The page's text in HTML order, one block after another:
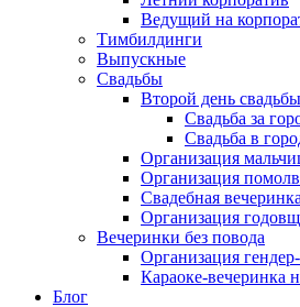
Ведущий на
Тимбилдинги
Выпускные
Свадьбы
Второй день свадьбы
Свадьба за
Свадьба в
Организация
Организация
Свадебная вечеринка
Организация
Вечеринки без повода
Организация
Караоке-вечеринка
Блог